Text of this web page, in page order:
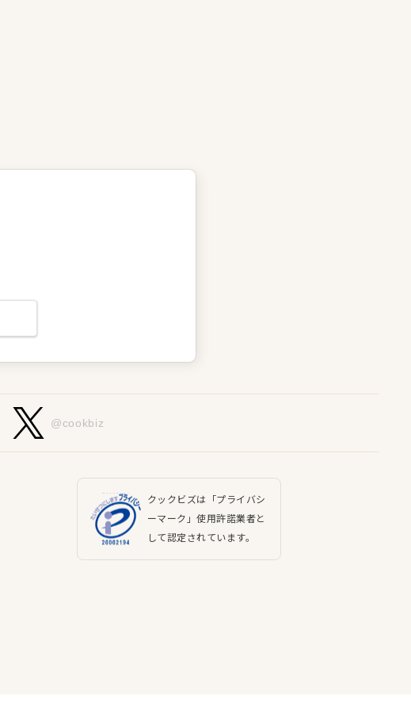
@cookbiz
クックビズは「プライバシ
ーマーク」使用許諾業者と
して認定されています。